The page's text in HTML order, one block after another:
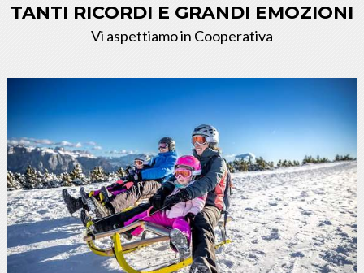
TANTI RICORDI E GRANDI EMOZIONI
Vi aspettiamo in Cooperativa